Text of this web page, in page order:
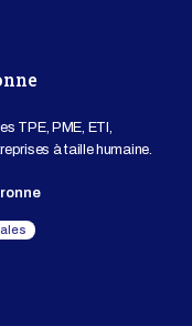
TPE, PME, ETI,
à taille humaine.